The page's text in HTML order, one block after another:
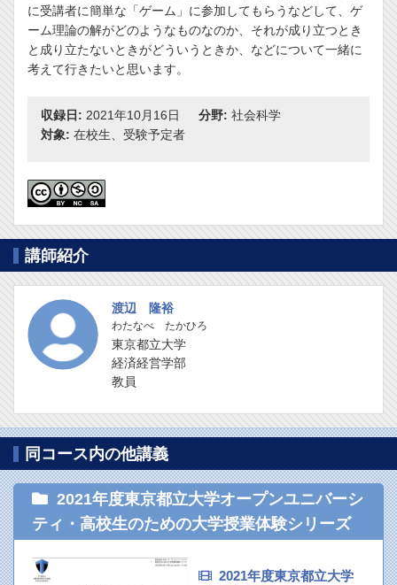
に受講者に簡単な「ゲーム」に参加してもらうなどして、ゲ
ーム理論の解がどのようなものなのか、それが成り立つとき
と成り立たないときがどういうときか、などについて一緒に
考えて行きたいと思います。
収録日: 2021年10月16日 分野: 社会科学
対象: 在校生、受験予定者
講師紹介
渡辺 隆裕
わたなべ たかひろ
東京都立大学
経済経営学部
教員
同コース内の他講義
2021年度東京都立大学オープンユニバーシ
ティ・高校生のための大学授業体験シリーズ
2021年度東京都立大学